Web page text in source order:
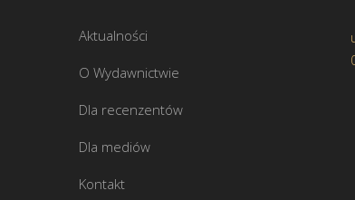
Aktualności
O Wydawnictwie
Dla recenzentów
Dla mediów
Kontakt